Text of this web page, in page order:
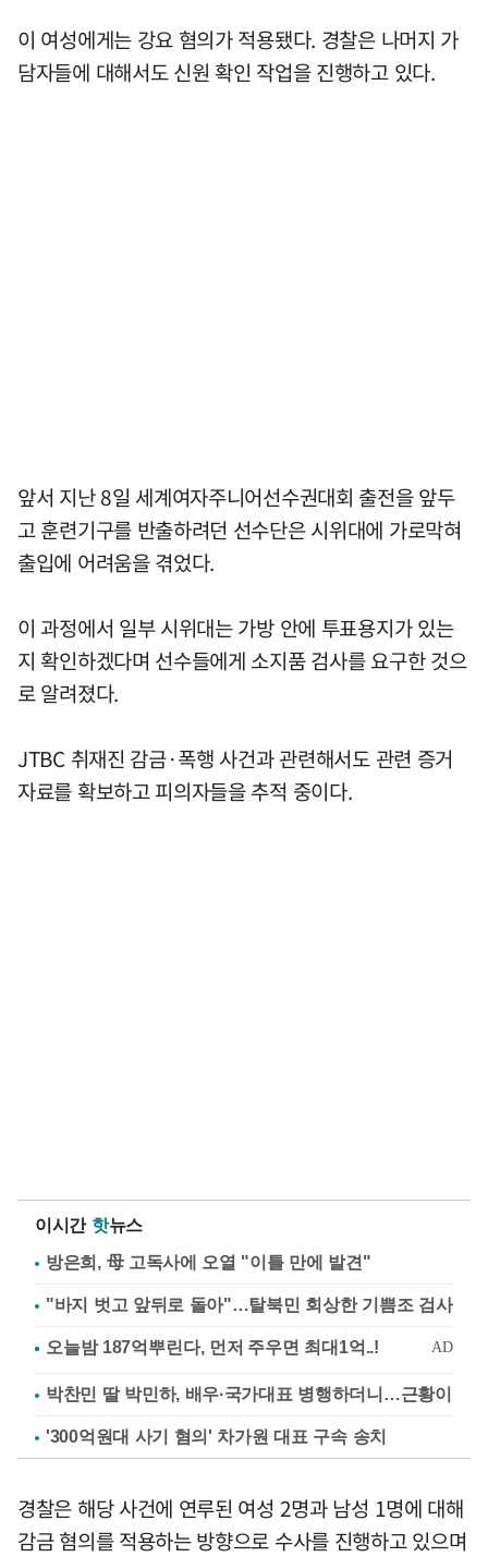
이 여성에게는 강요 혐의가 적용됐다. 경찰은 나머지 가
담자들에 대해서도 신원 확인 작업을 진행하고 있다.
앞서 지난 8일 세계여자주니어선수권대회 출전을 앞두
고 훈련기구를 반출하려던 선수단은 시위대에 가로막혀
출입에 어려움을 겪었다.
이 과정에서 일부 시위대는 가방 안에 투표용지가 있는
지 확인하겠다며 선수들에게 소지품 검사를 요구한 것으
로 알려졌다.
JTBC 취재진 감금·폭행 사건과 관련해서도 관련 증거
자료를 확보하고 피의자들을 추적 중이다.
이시간 핫뉴스
방은희, 母 고독사에 오열 "이틀 만에 발견"
"바지 벗고 앞뒤로 돌아"…탈북민 회상한 기쁨조 검사
박찬민 딸 박민하, 배우·국가대표 병행하더니…근황이
'300억원대 사기 혐의' 차가원 대표 구속 송치
경찰은 해당 사건에 연루된 여성 2명과 남성 1명에 대해
감금 혐의를 적용하는 방향으로 수사를 진행하고 있으며